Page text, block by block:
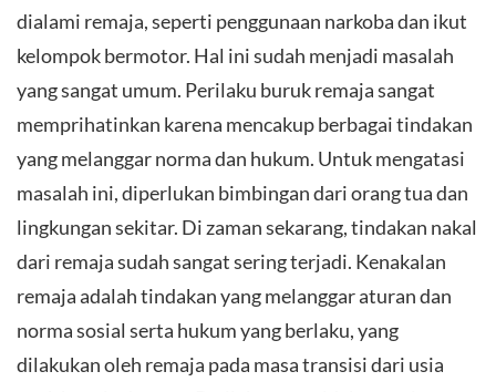
dialami remaja, seperti penggunaan narkoba dan ikut
kelompok bermotor. Hal ini sudah menjadi masalah
yang sangat umum. Perilaku buruk remaja sangat
memprihatinkan karena mencakup berbagai tindakan
yang melanggar norma dan hukum. Untuk mengatasi
masalah ini, diperlukan bimbingan dari orang tua dan
lingkungan sekitar. Di zaman sekarang, tindakan nakal
dari remaja sudah sangat sering terjadi. Kenakalan
remaja adalah tindakan yang melanggar aturan dan
norma sosial serta hukum yang berlaku, yang
dilakukan oleh remaja pada masa transisi dari usia